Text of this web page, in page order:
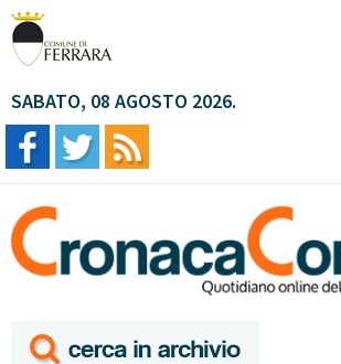
SABATO, 08 AGOSTO 2026.